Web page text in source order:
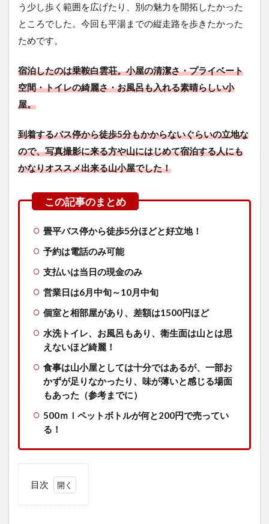
う少し歩く範囲を広げたり、別の魅力を開拓したかった
ところでした。今回も平湯までの縦走路を歩きたかった
ためです。
宿泊したのは乗鞍白雲荘。小屋の清潔さ・プライベート
空間・トイレの綺麗さ・お風呂も入れる素晴らしい小
屋。
到着するバス停から徒歩5分もかからないぐらいの立地な
ので、写真撮影に来る方や山にはじめて宿泊する人にも
かなりオススメ出来る山小屋でした！
畳平バス停から徒歩5分ほどと好立地！
予約は電話のみ可能
支払いは当日の現金のみ
営業日は6月中旬～10月中旬
個室と相部屋があり、差額は1500円ほど
水洗トイレ、お風呂もあり、衛生面は山とは思
えないほど綺麗！
食事は山小屋としては十分ではあるが、一部お
かずが足りなかったり、味が薄いと感じる場面
もあった（参考までに）
500ｍｌペットボトルが何と200円で売ってい
る！
目次